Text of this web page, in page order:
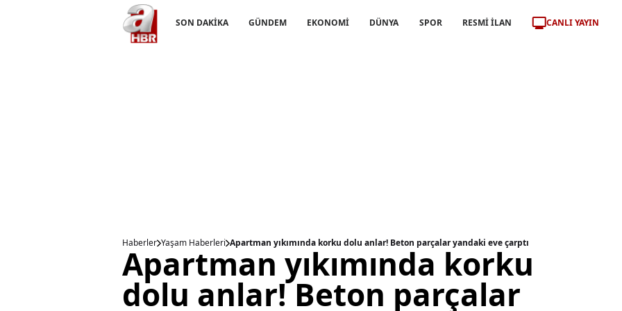
SON DAKİKA GÜNDEM EKONOMİ DÜNYA SPOR RESMİ İLAN CANLI YAYIN
Haberler Yaşam Haberleri Apartman yıkımında korku dolu anlar! Beton parçalar yandaki eve çarptı
Apartman yıkımında korku
dolu anlar! Beton parçalar